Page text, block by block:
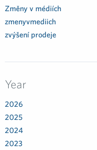
Změny v médiích
zmenyvmediich
zvýšení prodeje
Year
2026
2025
2024
2023